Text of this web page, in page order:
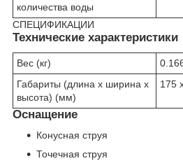
количества воды
СПЕЦИФИКАЦИИ
Технические характеристики
Вес (кг)
Габариты (длина х ширина х
высота) (мм)
175
Оснащение
Конусная струя
Точечная струя